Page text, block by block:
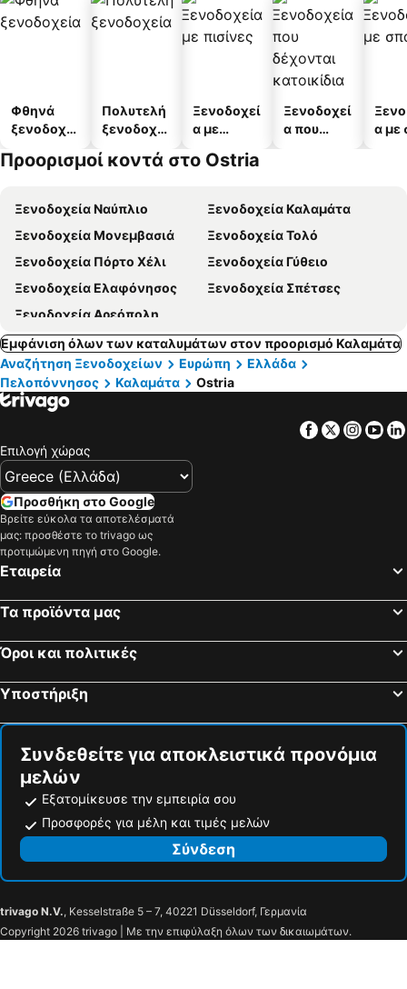
Φθηνά
ξενοδοχεί
Πολυτελή
ξενοδοχεί
Ξενοδοχεί
α με
Ξενοδοχεί
α που
α με
Προορισμοί κοντά στο Ostria
Ξενοδοχεία Ναύπλιο
Ξενοδοχεία Καλαμάτα
Ξενοδοχεία Μονεμβασιά
Ξενοδοχεία Τολό
Ξενοδοχεία Πόρτο Χέλι
Ξενοδοχεία Γύθειο
Ξενοδοχεία Ελαφόνησος
Ξενοδοχεία Σπέτσες
Ξενοδοχεία Αρεόπολη
Εμφάνιση όλων των καταλυμάτων στον προορισμό Καλαμάτα
Αναζήτηση Ξενοδοχείων
Ευρώπη
Ελλάδα
Πελοπόννησος
Καλαμάτα Ostria
Facebook
Twitter
Επιλογή χώρας
Προσθήκη στο Google
Βρείτε εύκολα τα αποτελέσματά
μας: προσθέστε το trivago ως
προτιμώμενη πηγή στο Google.
Εταιρεία
Τα προϊόντα μας
Όροι και πολιτικές
Υποστήριξη
Συνδεθείτε για αποκλειστικά προνόμια
μελών
Εξατομίκευσε την εμπειρία σου
Προσφορές για μέλη και τιμές μελών
Σύνδεση
trivago N.V., Kesselstraße 5 – 7, 40221 Düsseldorf, Γερμανία
Copyright 2026 trivago | Με την επιφύλαξη όλων των δικαιωμάτων.